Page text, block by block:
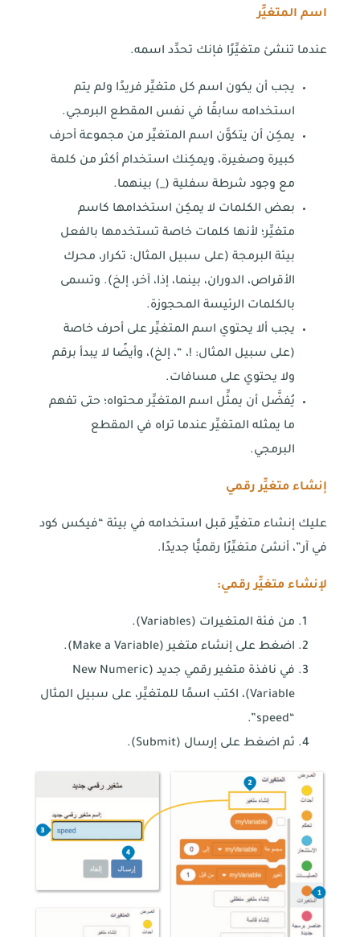
اسم المتغيِّر
عندما تنشئ متغيِّرًا فإنك تحدِّد اسمه.
يجب أن يكون اسم كل متغيِّر فريدًا ولم يتم
استخدامه سابقًا في نفس المقطع البرمجي.
يمكِن أن يتكوَّن اسم المتغيِّر من مجموعة أحرف
كبيرة وصغيرة، ويمكِنك استخدام أكثر من كلمة
مع وجود شرطة سفلية (_) بينهما.
بعض الكلمات لا يمكِن استخدامها كاسم
متغيِّر؛ لأنها كلمات خاصة تستخدمها بالفعل
بيئة البرمجة (على سبيل المثال: تكرار، محرك
الأقراص، الدوران، بينما، إذا، آخر، إلخ). وتسمى
بالكلمات الرئيسة المحجوزة.
يجب ألا يحتوي اسم المتغيِّر على أحرف خاصة
(على سبيل المثال: !، “، إلخ)، وأيضًا لا يبدأ برقم
ولا يحتوي على مسافات.
يُفضَّل أن يمثِّل اسم المتغيِّر محتواه؛ حتى تفهم
ما يمثله المتغيِّر عندما تراه في المقطع
البرمجي.
إنشاء متغيِّر رقمي
عليك إنشاء متغيِّر قبل استخدامه في بيئة “فيكس كود
في آر”، أنشئ متغيِّرًا رقميًّا جديدًا.
لإنشاء متغيِّر رقمي:
من فئة المتغيرات (Variables).
اضغط على إنشاء متغير (Make a Variable).
في نافذة متغير رقمي جديد (New Numeric
Variable)، اكتب اسمًا للمتغيِّر، على سبيل المثال
“speed”.
ثم اضغط على إرسال (Submit).